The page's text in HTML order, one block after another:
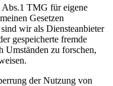
Abs.1 TMG für eigene
Gesetzen
wir als Diensteanbieter
gespeicherte fremde
Umständen zu forschen,
der Nutzung von